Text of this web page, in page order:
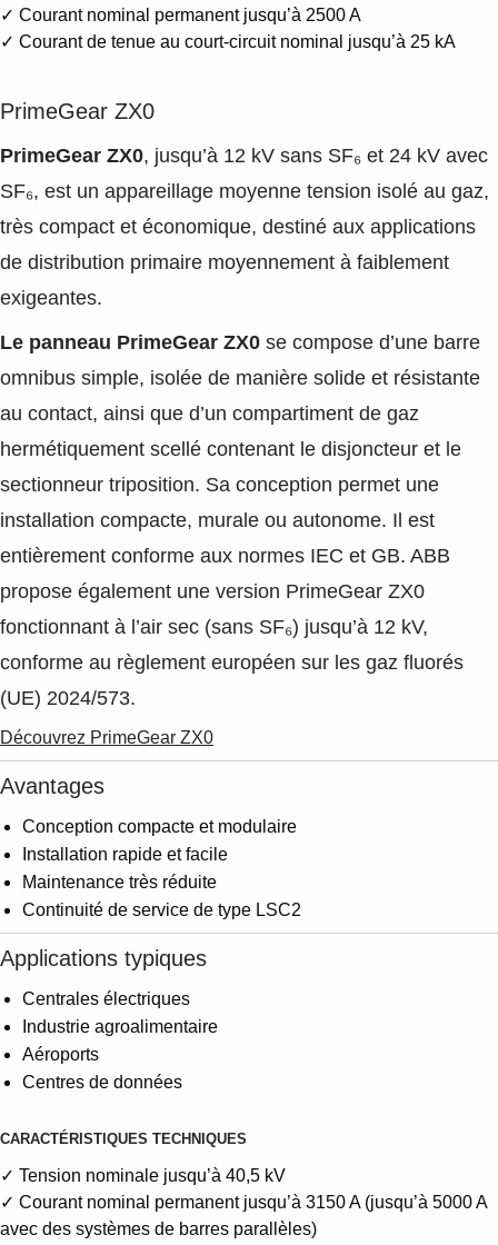
✓ Courant nominal permanent jusqu’à 2500 A
✓ Courant de tenue au court-circuit nominal jusqu’à 25 kA
PrimeGear ZX0
PrimeGear ZX0, jusqu’à 12 kV sans SF₆ et 24 kV avec
SF₆, est un appareillage moyenne tension isolé au gaz,
très compact et économique, destiné aux applications
de distribution primaire moyennement à faiblement
exigeantes.
Le panneau PrimeGear ZX0 se compose d’une barre
omnibus simple, isolée de manière solide et résistante
au contact, ainsi que d’un compartiment de gaz
hermétiquement scellé contenant le disjoncteur et le
sectionneur triposition. Sa conception permet une
installation compacte, murale ou autonome. Il est
entièrement conforme aux normes IEC et GB. ABB
propose également une version PrimeGear ZX0
fonctionnant à l’air sec (sans SF₆) jusqu’à 12 kV,
conforme au règlement européen sur les gaz fluorés
(UE) 2024/573.
Découvrez PrimeGear ZX0
Avantages
Conception compacte et modulaire
Installation rapide et facile
Maintenance très réduite
Continuité de service de type LSC2
Applications typiques
Centrales électriques
Industrie agroalimentaire
Aéroports
Centres de données
CARACTÉRISTIQUES TECHNIQUES
✓ Tension nominale jusqu’à 40,5 kV
✓ Courant nominal permanent jusqu’à 3150 A (jusqu’à 5000 A
avec des systèmes de barres parallèles)